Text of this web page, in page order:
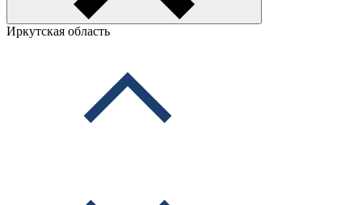
Иркутская область